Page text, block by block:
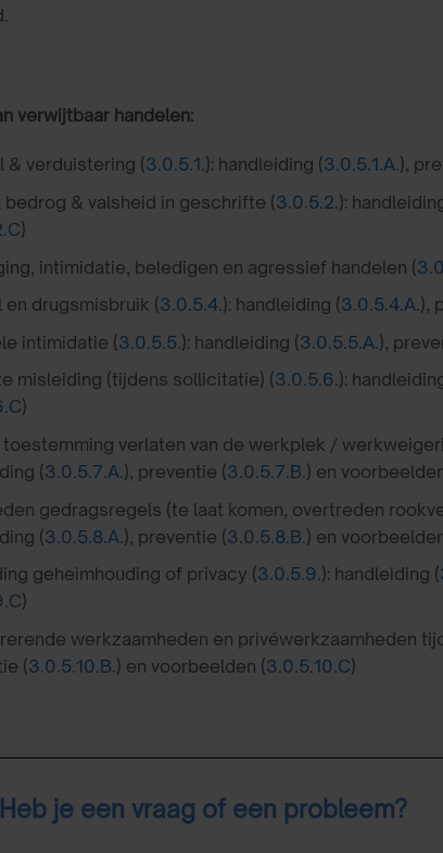
verwijtbaar handelen:
& verduistering (3.0.5.1.): handleiding (3.0.5.1.A.),
bedrog & valsheid in geschrifte (3.0.5.2.):
)
intimidatie, beledigen en agressief handelen (
en drugsmisbruik (3.0.5.4.): handleiding (3.0.5.4.A.),
intimidatie (3.0.5.5.): handleiding (3.0.5.5.A.),
misleiding (tijdens sollicitatie) (3.0.5.6.):
)
toestemming verlaten van de werkplek /
(3.0.5.7.A.), preventie (3.0.5.7.B.) en
gedragsregels (te laat komen, overtreden
(3.0.5.8.A.), preventie (3.0.5.8.B.) en
geheimhouding of privacy (3.0.5.9.): handleiding (
)
werkzaamheden en privéwerkzaamheden
(3.0.5.10.B.) en voorbeelden (3.0.5.10.C)
Heb je een vraag of een probleem?